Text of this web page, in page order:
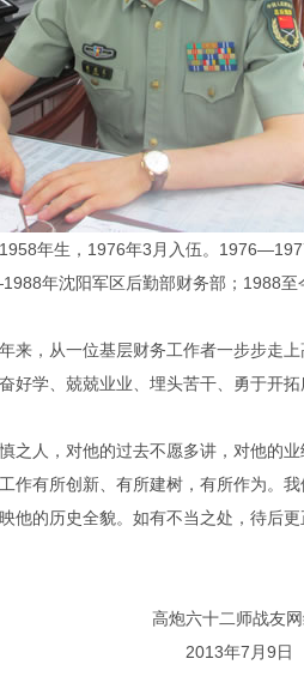
年生，1976年3月入伍。
年沈阳军区后勤部财务部；1988至
，从一位基层财务工作者一步步走上
好学、兢兢业业、埋头苦干、勇于开
人，对他的过去不愿多讲，对他的业
作有所创新、有所建树，有所作为。
他的历史全貌。如有不当之处，待后更
师战友网编辑
7月9日